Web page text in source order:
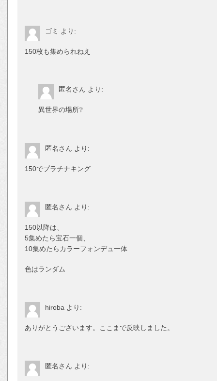
ゴミ より:
150枚も集められねえ
匿名さん より:
異世界の場所❔
匿名さん より:
150でプラチナキング
匿名さん より:
150以降は、
5集めたら宝石一個、
10集めたらカラーフォンデュ一体
色はランダム
hiroba より:
ありがとうございます。ここまで反映しました。
匿名さん より: